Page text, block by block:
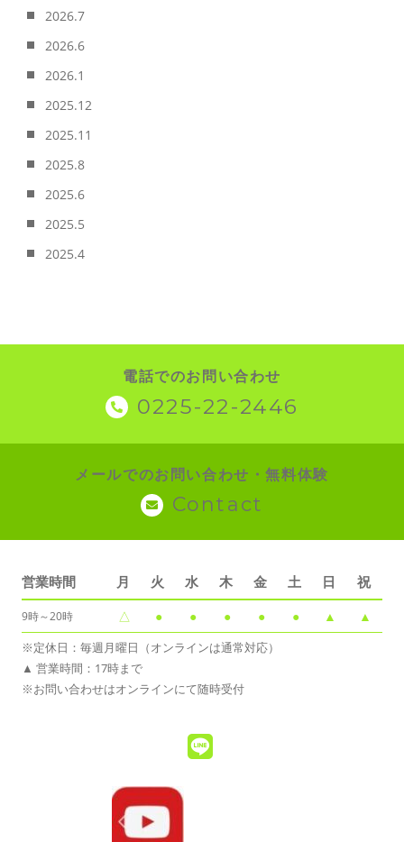
2026.7
2026.6
2026.1
2025.12
2025.11
2025.8
2025.6
2025.5
2025.4
電話でのお問い合わせ
0225-22-2446
メールでのお問い合わせ・無料体験
Contact
営業時間 月 火 水 木 金 土 日 祝
9時～20時 △ ● ● ● ● ● ▲ ▲
※定休日：毎週月曜日（オンラインは通常対応）
▲ 営業時間：17時まで
※お問い合わせはオンラインにて随時受付